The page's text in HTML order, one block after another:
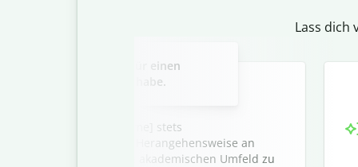
Lass dich
Empfehlungsschreiben für einen
den ich betreut habe.
Lernender zeigte [Name] stets
und eine durchdachte Herangehensweise an
die ihn in jedem akademischen Umfeld zu